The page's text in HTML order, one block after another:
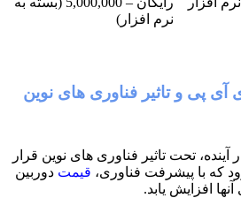
نرم افزار)
آی پی و تاثیر فناوری های نوین
آینده، تحت تاثیر فناوری های نوین قرار
که با پیشرفت فناوری، قیمت دوربین
افزایش یابد.